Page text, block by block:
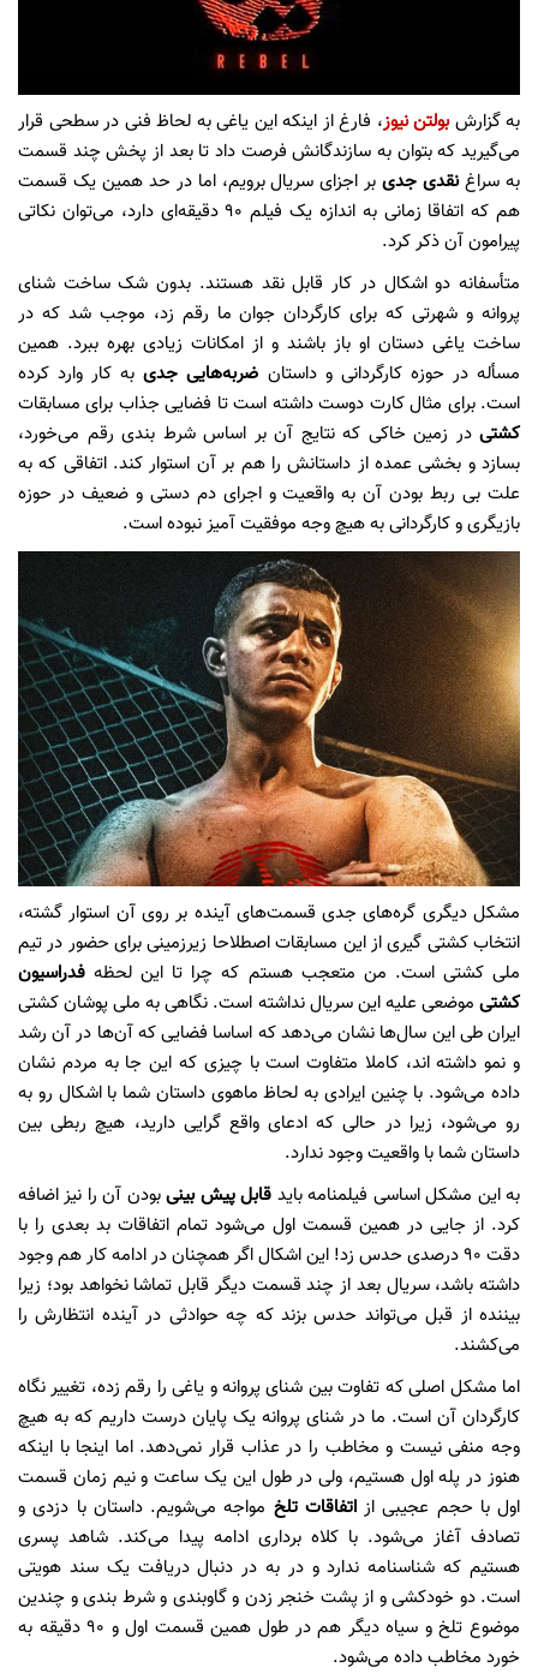
به گزارشبولتن نیوز، فارغ از اینکه این یاغی به لحاظ فنی در سطحی قرار
می‌گیرید که بتوان به سازندگانش فرصت داد تا بعد از پخش چند قسمت
به سراغنقدی جدیبر اجزای سریال برویم، اما در حد همین یک قسمت
هم که اتفاقا زمانی به اندازه یک فیلم ۹۰ دقیقه‌ای دارد، می‌توان نکاتی
پیرامون آن ذکر کرد.
متأسفانه دو اشکال در کار قابل نقد هستند. بدون شک ساخت شنای
پروانه و شهرتی که برای کارگردان جوان ما رقم زد، موجب شد که در
ساخت یاغی دستان او باز باشند و از امکانات زیادی بهره ببرد. همین
مسأله در حوزه کارگردانی و داستان ضربه‌هایی جدیبه کار وارد کرده
است. برای مثال کارت دوست داشته است تا فضایی جذاب برای مسابقات
کشتی در زمین خاکی که نتایج آن بر اساس شرط بندی رقم می‌خورد،
بسازد و بخشی عمده از داستانش را هم بر آن استوار کند. اتفاقی که به
علت بی ربط بودن آن به واقعیت و اجرای دم دستی و ضعیف در حوزه
بازیگری و کارگردانی به هیچ وجه موفقیت آمیز نبوده است.
مشکل دیگری گره‌های جدی قسمت‌های آینده بر روی آن استوار گشته،
انتخاب کشتی گیری از این مسابقات اصطلاحا زیرزمینی برای حضور در تیم
ملی کشتی است. من متعجب هستم که چرا تا این لحظه فدراسیون
کشتی موضعی علیه این سریال نداشته است. نگاهی به ملی پوشان کشتی
ایران طی این سال‌ها نشان می‌دهد که اساسا فضایی که آن‌ها در آن رشد
و نمو داشته اند، کاملا متفاوت است با چیزی که این جا به مردم نشان
داده می‌شود. با چنین ایرادی به لحاظ ماهوی داستان شما با اشکال رو به
رو می‌شود، زیرا در حالی که ادعای واقع گرایی دارید، هیچ ربطی بین
داستان شما با واقعیت وجود ندارد.
به این مشکل اساسی فیلمنامه باید قابل پیش بینیبودن آن را نیز اضافه
کرد. از جایی در همین قسمت اول می‌شود تمام اتفاقات بد بعدی را با
دقت ۹۰ درصدی حدس زد! این اشکال اگر همچنان در ادامه کار هم وجود
داشته باشد، سریال بعد از چند قسمت دیگر قابل تماشا نخواهد بود؛ زیرا
بیننده از قبل می‌تواند حدس بزند که چه حوادثی در آینده انتظارش را
می‌کشند.
اما مشکل اصلی که تفاوت بین شنای پروانه و یاغی را رقم زده، تغییر نگاه
کارگردان آن است. ما در شنای پروانه یک پایان درست داریم که به هیچ
وجه منفی نیست و مخاطب را در عذاب قرار نمی‌دهد. اما اینجا با اینکه
هنوز در پله اول هستیم، ولی در طول این یک ساعت و نیم زمان قسمت
اول با حجم عجیبی ازاتفاقات تلخ مواجه می‌شویم. داستان با دزدی و
تصادف آغاز می‌شود. با کلاه برداری ادامه پیدا می‌کند. شاهد پسری
هستیم که شناسنامه ندارد و در به در دنبال دریافت یک سند هویتی
است. دو خودکشی و از پشت خنجر زدن و گاوبندی و شرط بندی و چندین
موضوع تلخ و سیاه دیگر هم در طول همین قسمت اول و ۹۰ دقیقه به
خورد مخاطب داده می‌شود.